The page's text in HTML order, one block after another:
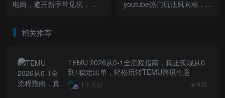
电商，避开新手常见坑，逐
youtube热门玩法风向标，助
相关推荐
TEMU 2026从0-1全流程指南，真正实现从0
到1稳定出单，轻松玩转TEMU跨境生意
1个月前 950